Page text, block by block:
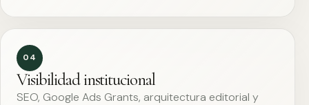
04
Visibilidad institucional
SEO, Google Ads Grants, arquitectura editorial y